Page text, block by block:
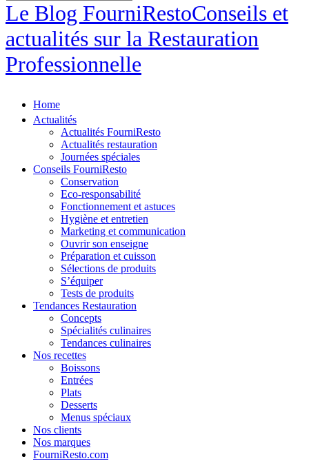
Le Blog FourniRestoConseils et
actualités sur la Restauration
Professionnelle
Home
Actualités
Actualités FourniResto
Actualités restauration
Journées spéciales
Conseils FourniResto
Conservation
Eco-responsabilité
Fonctionnement et astuces
Hygiène et entretien
Marketing et communication
Ouvrir son enseigne
Préparation et cuisson
Sélections de produits
S’équiper
Tests de produits
Tendances Restauration
Concepts
Spécialités culinaires
Tendances culinaires
Nos recettes
Boissons
Entrées
Plats
Desserts
Menus spéciaux
Nos clients
Nos marques
FourniResto.com